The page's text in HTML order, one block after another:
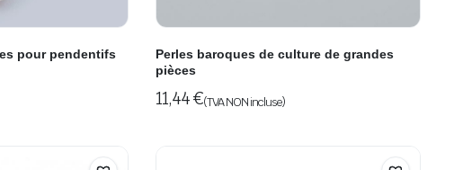
pour pendentifs
Perles baroques de culture de grandes
pièces
11,44€(TVA NON incluse)